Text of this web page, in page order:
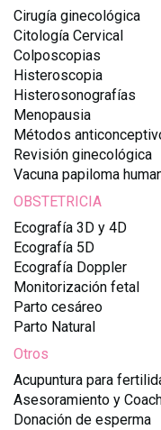
Cirugía ginecológica
Citología Cervical
Colposcopias
Histeroscopia
Histerosonografías
Menopausia
Métodos
Revisión ginecológica
Vacuna papiloma
OBSTETRICIA
Ecografía 3D y 4D
Ecografía 5D
Ecografía Doppler
Monitorización fetal
Parto cesáreo
Parto Natural
Otros
Acupuntura para
Asesoramiento y
Donación de esperma